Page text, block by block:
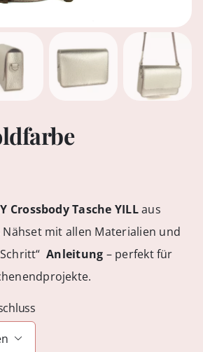
Crossbody Tasche YILLaus
mit allen Materialien und
Anleitung – perfekt für
